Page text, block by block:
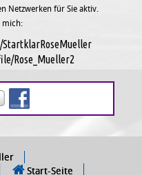
Netzwerken für Sie aktiv.
mich:
StartklarRoseMueller
Rose_Mueller2
Start-Seite